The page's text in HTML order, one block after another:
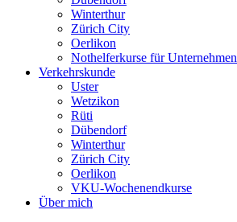
Winterthur
Zürich City
Oerlikon
Nothelferkurse für Unternehmen
Verkehrskunde
Uster
Wetzikon
Rüti
Dübendorf
Winterthur
Zürich City
Oerlikon
VKU-Wochenendkurse
Über mich